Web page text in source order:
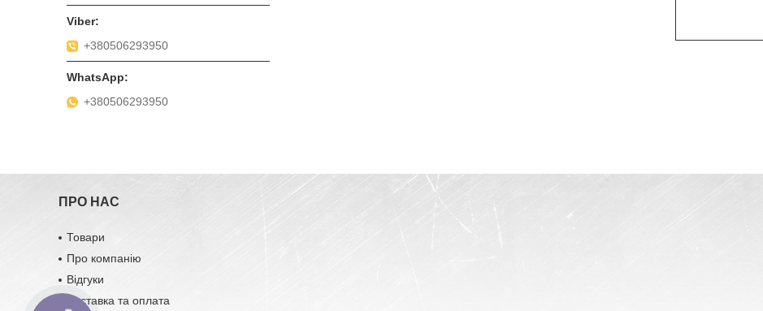
+380506293950
+380506293950
ПРО НАС
Товари
Про компанію
Відгуки
Доставка та оплата